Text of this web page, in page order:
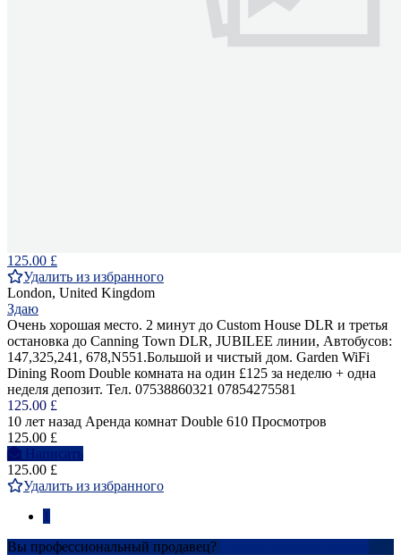
125.00 £
Удалить из избранного
London, United Kingdom
Здаю
Очень хорошая место. 2 минут до Custom House DLR и третья
остановка до Canning Town DLR, JUBILEE линии, Автобусов:
147,325,241, 678,N551.Большой и чистый дом. Garden WiFi
Dining Room Double комната на один £125 за неделю + одна
неделя депозит. Тел. 07538860321 07854275581
125.00 £
10 лет назад Аренда комнат Double 610 Просмотров
125.00 £
Написать
125.00 £
Удалить из избранного
Вы профессиональный продавец?